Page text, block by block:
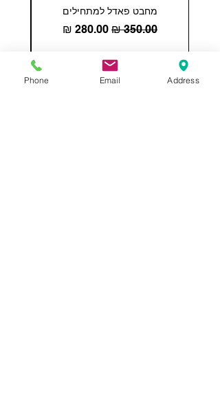
מחבט פאדל למתחילים
מחיר רגיל מחיר מבצע
הוספה לסל
Phone Email Address